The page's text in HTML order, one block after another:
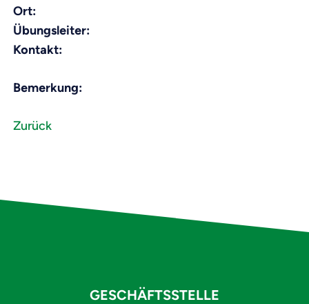
Ort:
Übungsleiter:
Kontakt:
Bemerkung:
Zurück
GESCHÄFTSSTELLE